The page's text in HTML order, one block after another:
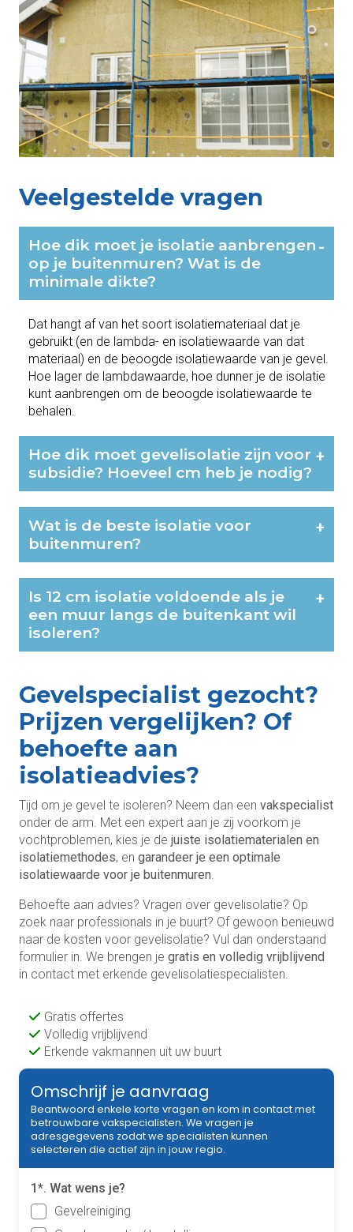
Veelgestelde vragen
Hoe dik moet je isolatie aanbrengen
op je buitenmuren? Wat is de
minimale dikte?
-
Dat hangt af van het soort isolatiemateriaal dat je
gebruikt (en de lambda- en isolatiewaarde van dat
materiaal) en de beoogde isolatiewaarde van je gevel.
Hoe lager de lambdawaarde, hoe dunner je de isolatie
kunt aanbrengen om de beoogde isolatiewaarde te
behalen.
Hoe dik moet gevelisolatie zijn voor
subsidie? Hoeveel cm heb je nodig?
+
Wat is de beste isolatie voor
buitenmuren?
+
Is 12 cm isolatie voldoende als je
een muur langs de buitenkant wil
isoleren?
+
Gevelspecialist gezocht?
Prijzen vergelijken? Of
behoefte aan
isolatieadvies?
Tijd om je gevel te isoleren? Neem dan een vakspecialist
onder de arm. Met een expert aan je zij voorkom je
vochtproblemen, kies je de juiste isolatiematerialen en
isolatiemethodes, en garandeer je een optimale
isolatiewaarde voor je buitenmuren.
Behoefte aan advies? Vragen over gevelisolatie? Op
zoek naar professionals in je buurt? Of gewoon benieuwd
naar de kosten voor gevelisolatie? Vul dan onderstaand
formulier in. We brengen je gratis en volledig vrijblijvend
in contact met erkende gevelisolatiespecialisten.
Gratis offertes
Volledig vrijblijvend
Erkende vakmannen uit uw buurt
Omschrijf je aanvraag
Beantwoord enkele korte vragen en kom in contact met
betrouwbare vakspecialisten. We vragen je
adresgegevens zodat we specialisten kunnen
selecteren die actief zijn in jouw regio.
1*. Wat wens je?
Gevelreiniging